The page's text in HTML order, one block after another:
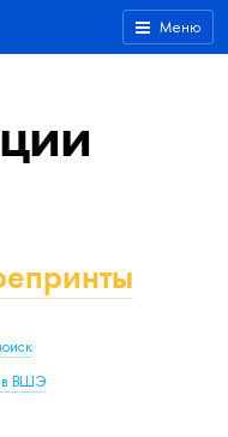
Меню
в ВШЭ